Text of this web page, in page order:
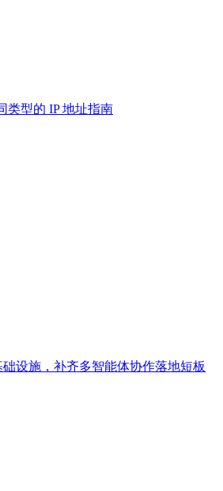
类型的 IP 地址指南
设施，补齐多智能体协作落地短板